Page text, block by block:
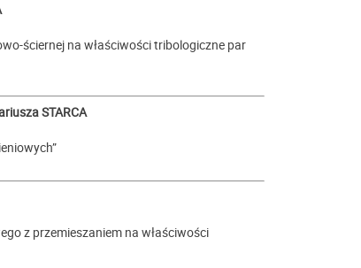
ściernej na właściwości tribologiczne par
STARCA
z przemieszaniem na właściwości